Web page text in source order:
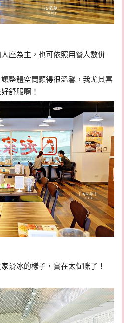
座為主，也可依照用餐人數併
整體空間顯得很溫馨，我尤其喜
舒服啊！
滑冰的樣子，實在太促咪了！